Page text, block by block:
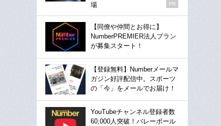
場
PR
【同僚や仲間とお得に】
NumberPREMIER法人プラン
が募集スタート！
【登録無料】Numberメールマ
ガジン好評配信中。スポーツ
の「今」をメールでお届け！
YouTubeチャンネル登録者数
60,000人突破！バレーボール